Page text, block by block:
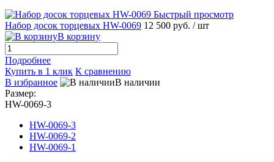
Быстрый просмотр
Набор досок торцевых HW-0069 12 500 руб. / шт
В корзину
Подробнее
Купить в 1 клик К сравнению
В избранное
В наличии
Размер:
HW-0069-3
HW-0069-3
HW-0069-2
HW-0069-1